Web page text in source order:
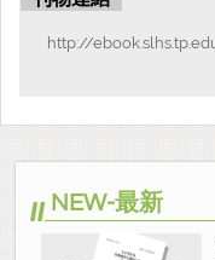
http://
NEW-最新